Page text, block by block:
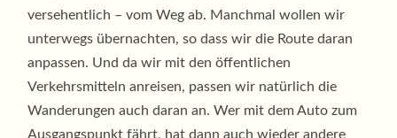
versehentlich – vom Weg ab. Manchmal wollen wir
unterwegs übernachten, so dass wir die Route daran
anpassen. Und da wir mit den öffentlichen
Verkehrsmitteln anreisen, passen wir natürlich die
Wanderungen auch daran an. Wer mit dem Auto zum
Ausgangspunkt fährt, hat dann auch wieder andere